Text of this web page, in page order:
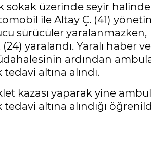
sokak üzerinde seyir
ile Altay Ç. (41)
sürücüler yaralanmazken,
yaralandı. Yaralı haber
ardından
altına alındı.
kazası yaparak yine
altına alındığı